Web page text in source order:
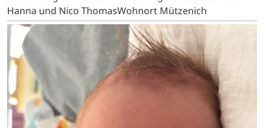
Hanna und Nico ThomasWohnort Mützenich